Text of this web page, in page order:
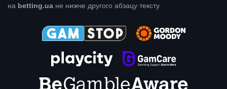
на betting.ua не нижче другого абзацу тексту.